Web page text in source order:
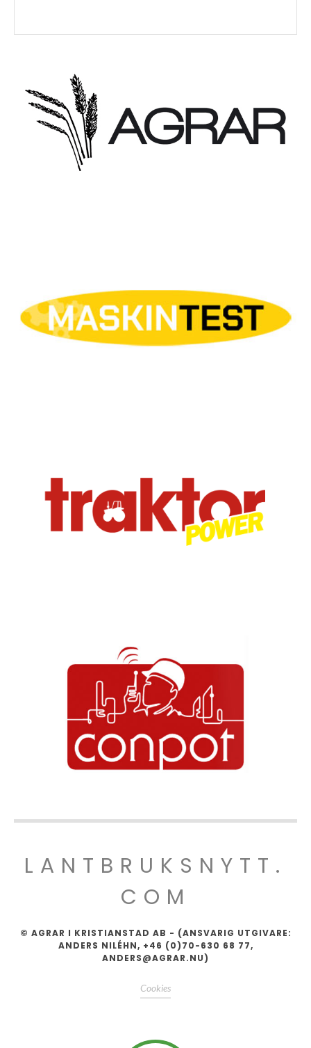
LANTBRUKSNYTT.
COM
© AGRAR I KRISTIANSTAD AB - (ANSVARIG UTGIVARE:
ANDERS NILÉHN, +46 (0)70-630 68 77,
ANDERS@AGRAR.NU)
Cookies